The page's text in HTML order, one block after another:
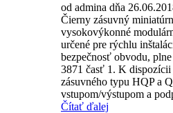
od admina dňa
Čierny zásuvný
vysokovýkonné
určené pre rýchlu
bezpečnosť obvodu,
3871 časť 1. K
zásuvného typu HQP a
vstupom/výstupom a
Čítať ďalej